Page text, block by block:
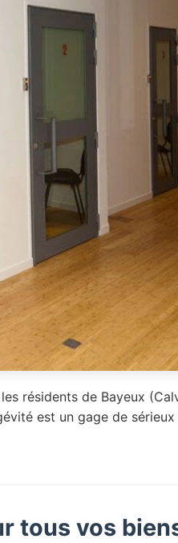
résidents de Bayeux
est un gage de
tous vos